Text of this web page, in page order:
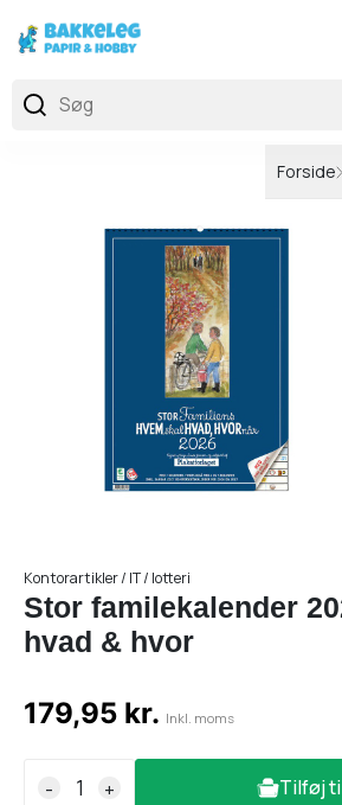
Forside
Kontorartikler / IT / lotteri
Stor familekalender
hvad & hvor
179,95 kr. Inkl. moms
- + Tilføj